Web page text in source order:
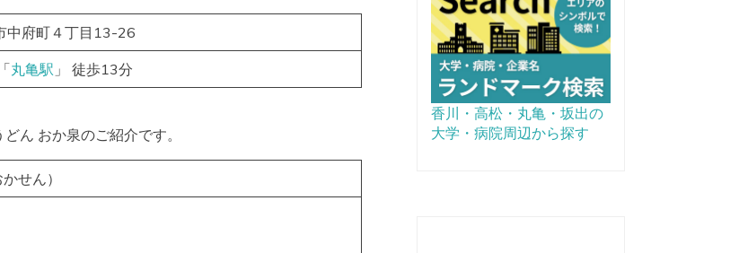
中府町４丁目13-26
「丸亀駅 」 徒歩13分
ん おか泉のご紹介です。
せん）
香川・高松・丸亀・坂出の
大学・病院周辺から探す